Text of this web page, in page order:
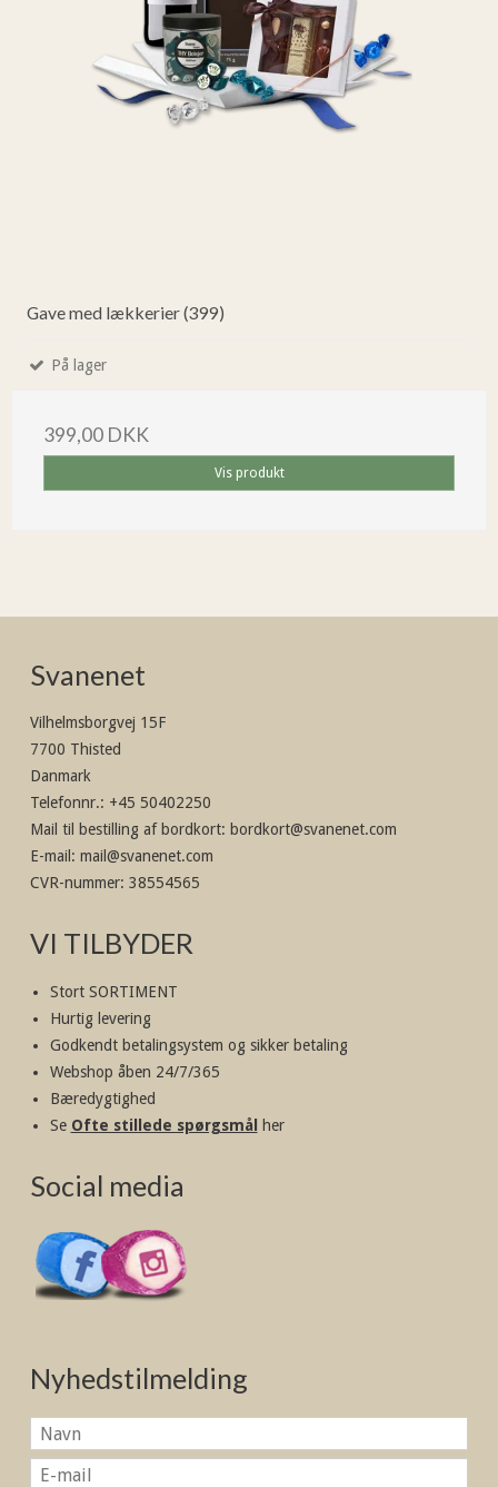
Gave med lækkerier (399)
På lager
399,00 DKK
Vis produkt
Svanenet
Vilhelmsborgvej 15F
7700 Thisted
Danmark
Telefonnr.: +45 50402250
Mail til bestilling af bordkort: bordkort@svanenet.com
E-mail : mail@svanenet.com
CVR-nummer: 38554565
VI TILBYDER
Stort SORTIMENT
Hurtig levering
Godkendt betalingsystem og sikker betaling
Webshop åben 24/7/365
Bæredygtighed
Se Ofte stillede spørgsmål her
Social media
Nyhedstilmelding